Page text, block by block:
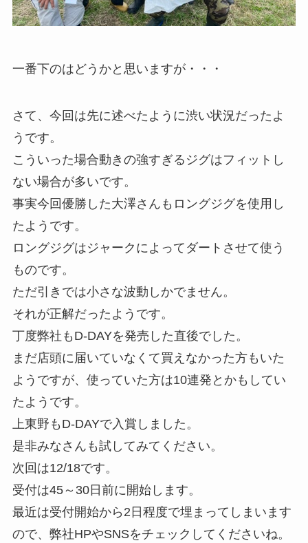
一番下のはどうかと思いますが・・・
さて、今回は先に述べたように渋い状況だったよ
うです。
こういった場合動きの強すぎるジグはフィットし
ない場合が多いです。
事実今回優勝した大澤さんもロングジグを使用し
たようです。
ロングジグはジャークによってダートさせて使う
ものです。
ただ引きでは小さな波動しかでません。
それが正解だったようです。
丁度弊社もD-DAYを発売した直後でした。
まだ店頭に届いていなくて買えなかった方もいた
ようですが、使っていた方は10連発とかもしてい
たようです。
上東野もD-DAYで入賞しました。
是非みなさんも試してみてください。
次回は12/18です。
受付は45～30日前に開始します。
最近は受付開始から2日程度で埋まってしまいます
ので、弊社HPやSNSをチェックしてくださいね。